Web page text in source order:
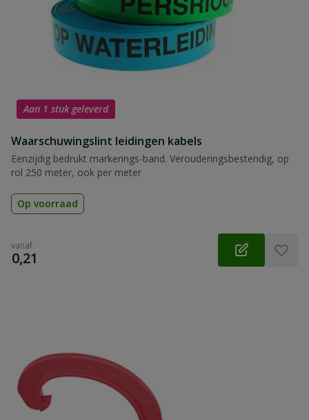
Aan 1 stuk geleverd
Waarschuwingslint leidingen kabels
Eenzijdig bedrukt markerings-band. Verouderingsbestendig, op
rol 250 meter, ook per meter
Op voorraad
vanaf
€
0,21